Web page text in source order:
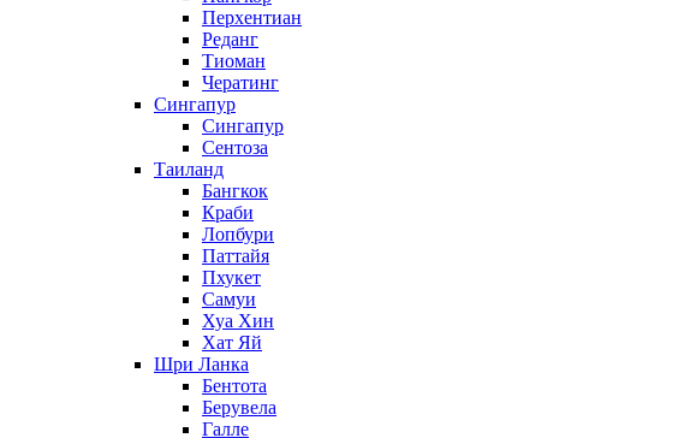
Перхентиан
Реданг
Тиоман
Чератинг
Сингапур
Сингапур
Сентоза
Таиланд
Бангкок
Краби
Лопбури
Паттайя
Пхукет
Самуи
Хуа Хин
Хат Яй
Шри Ланка
Бентота
Берувела
Галле